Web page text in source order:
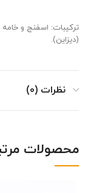
ترکیبات: اسفنج و خامه
(دیزاین).
نظرات (0)
محصولات